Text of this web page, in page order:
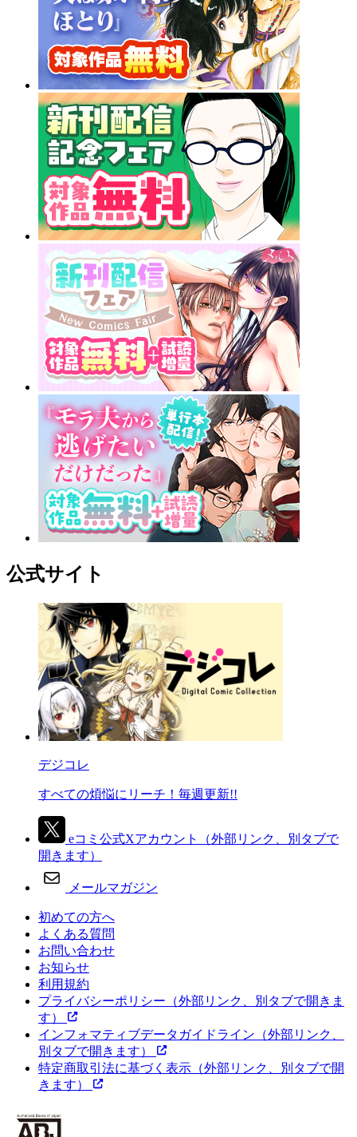
公式サイト
デジコレ
すべての煩悩にリーチ！毎週更新!!
eコミ公式Xアカウント
（外部リンク、別タブで
開きます）
メールマガジン
初めての方へ
よくある質問
お問い合わせ
お知らせ
利用規約
プライバシーポリシー （外部リンク、別タブで開きま
す）
インフォマティブデータガイドライン （外部リンク、
別タブで開きます）
特定商取引法に基づく表示 （外部リンク、別タブで開
きます）